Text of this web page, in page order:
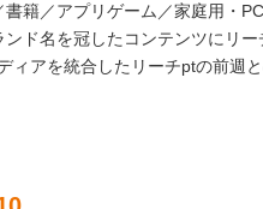
籍／アプリゲーム／家庭用・
ド名を冠したコンテンツにリ
ィアを統合したリーチptの前週